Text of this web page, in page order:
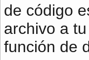
de código
archivo a
función de